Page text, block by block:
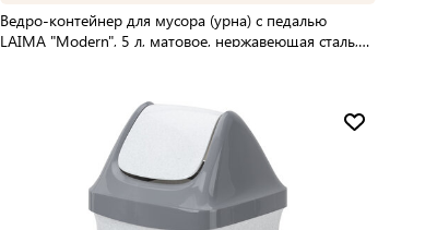
Ведро-контейнер для мусора (урна) с педалью
LAIMA "Modern", 5 л, матовое, нержавеющая сталь,
Доставка от 2 до 3 дней